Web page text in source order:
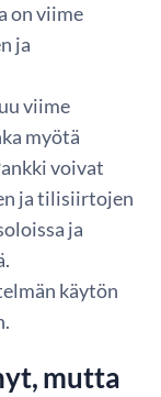
on viime
ja
viime
myötä
voivat
ja tilisiirtojen
ja
käytön
mutta